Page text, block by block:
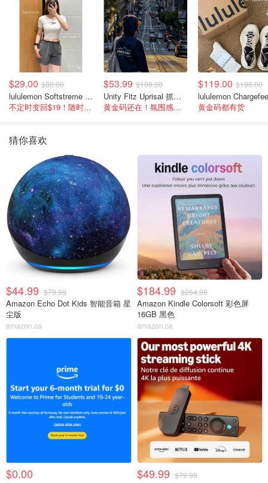
$29.00 $88.00
lululemon Softstreme 女士高腰短裤 10cm
不定时变回$19！随时点进来看
$53.99 $109.00
Unity Fitz Uprisal 抓绒卫衣
黄金码还在！氛围感之神
$119.00 $198.00
黄金码都有货
猜你喜欢
$44.99 $79.99
Amazon Echo Dot Kids 智能音箱 星
尘版
amazon.ca
$184.99 $264.99
Amazon Kindle Colorsoft 彩色屏
16GB 黑色
amazon.ca
$0.00 $49.99 $79.99